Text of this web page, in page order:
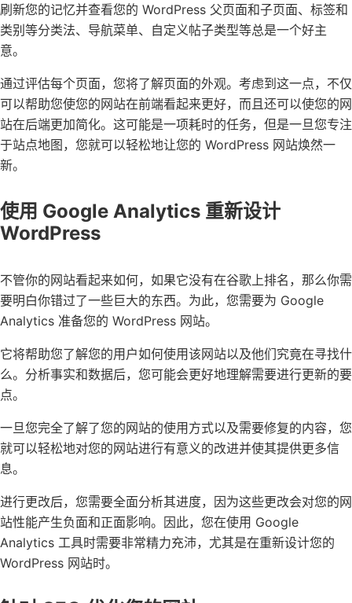
刷新您的记忆并查看您的 WordPress 父页面和子页面、标签和
类别等分类法、导航菜单、自定义帖子类型等总是一个好主
意。
通过评估每个页面，您将了解页面的外观。考虑到这一点，不仅
可以帮助您使您的网站在前端看起来更好，而且还可以使您的网
站在后端更加简化。这可能是一项耗时的任务，但是一旦您专注
于站点地图，您就可以轻松地让您的 WordPress 网站焕然一
新。
使用 Google Analytics 重新设计
WordPress
不管你的网站看起来如何，如果它没有在谷歌上排名，那么你需
要明白你错过了一些巨大的东西。为此，您需要为 Google
Analytics 准备您的 WordPress 网站。
它将帮助您了解您的用户如何使用该网站以及他们究竟在寻找什
么。分析事实和数据后，您可能会更好地理解需要进行更新的要
点。
一旦您完全了解了您的网站的使用方式以及需要修复的内容，您
就可以轻松地对您的网站进行有意义的改进并使其提供更多信
息。
进行更改后，您需要全面分析其进度，因为这些更改会对您的网
站性能产生负面和正面影响。因此，您在使用 Google
Analytics 工具时需要非常精力充沛，尤其是在重新设计您的
WordPress 网站时。